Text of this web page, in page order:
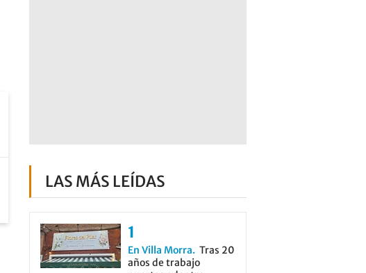
LAS MÁS LEÍDAS
En Villa Morra
Tras 20
años de trabajo